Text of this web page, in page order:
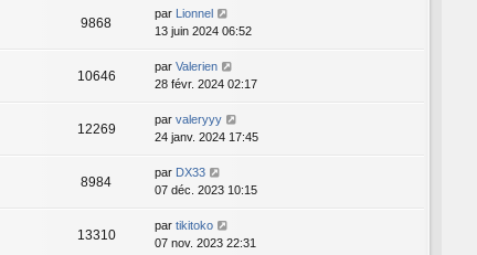
9868
par Lionnel
13 juin 2024 06:52
10646
par Valerien
28 févr. 2024 02:17
12269
par valeryyy
24 janv. 2024 17:45
8984
par DX33
07 déc. 2023 10:15
13310
par tikitoko
07 nov. 2023 22:31